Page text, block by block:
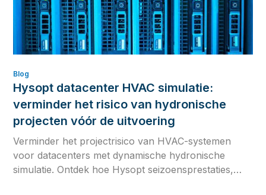
Blog
Hysopt datacenter HVAC simulatie:
verminder het risico van hydronische
projecten vóór de uitvoering
Verminder het projectrisico van HVAC-systemen
voor datacenters met dynamische hydronische
simulatie. Ontdek hoe Hysopt seizoensprestaties,